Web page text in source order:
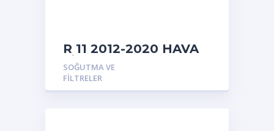
R 11 2012-2020 HAVA
FİLTRE BORUSU
SOĞUTMA VE
FILTRELER